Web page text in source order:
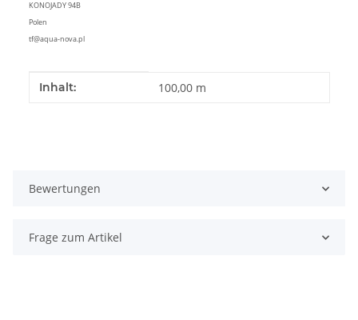
KONOJADY 94B
Polen
tf@aqua-nova.pl
Produkteigenschaft
Wert
Inhalt: 100,00 m
Bewertungen
Frage zum Artikel